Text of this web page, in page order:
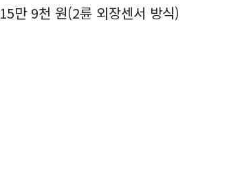
15만 9천 원(2륜 외장센서 방식)